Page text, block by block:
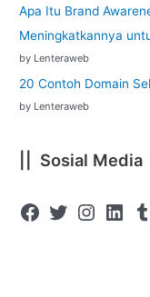
Apa Itu Brand
Meningkatkannya
by Lenteraweb
20 Contoh Domain
by Lenteraweb
|| Sosial Media